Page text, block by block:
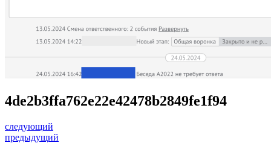
4de2b3ffa762e22e42478b2849fe1f94
следующий
предыдущий